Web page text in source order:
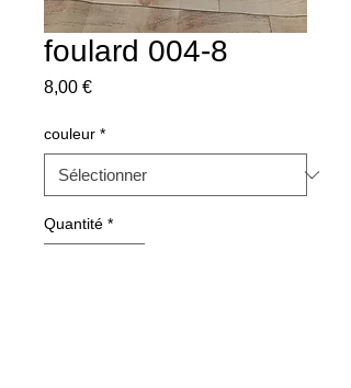
foulard 004-8
8,00 €Prix
couleur *
Quantité *